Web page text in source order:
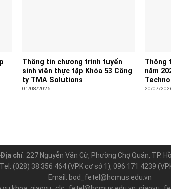
Thông tin chương trình tuyển
sinh viên thực tập Khóa 53 Công
ty TMA Solutions
01/08/2026
Thông
năm
20/07/
Địa chỉ: 227 Nguyễn Văn Cừ, Phường Chợ Quán, TP.
Tel: (028) 38 356 464 (VPK cơ sở 1), 096 171 4239
Email: bod_fetel@hcmus.edu.vn